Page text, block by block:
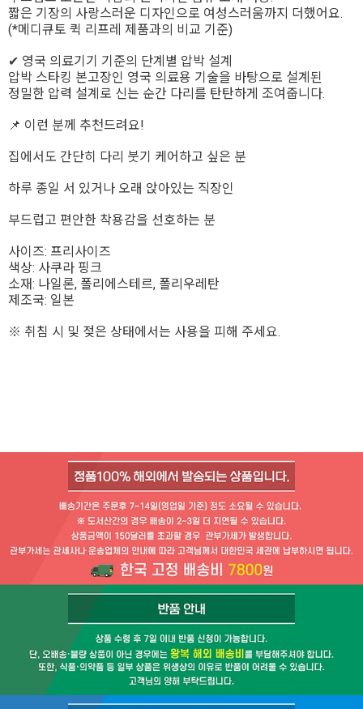
짧은 기장의 사랑스러운 디자인으로 여성스러움까지 더했어요.
(*메디큐토 퀵 리프레 제품과의 비교 기준)
✔ 영국 의료기기 기준의 단계별 압박 설계
압박 스타킹 본고장인 영국 의료용 기술을 바탕으로 설계된
정밀한 압력 설계로 신는 순간 다리를 탄탄하게 조여줍니다.
📌 이런 분께 추천드려요!
집에서도 간단히 다리 붓기 케어하고 싶은 분
하루 종일 서 있거나 오래 앉아있는 직장인
부드럽고 편안한 착용감을 선호하는 분
사이즈: 프리사이즈
색상: 사쿠라 핑크
소재: 나일론, 폴리에스테르, 폴리우레탄
제조국: 일본
※ 취침 시 및 젖은 상태에서는 사용을 피해 주세요.